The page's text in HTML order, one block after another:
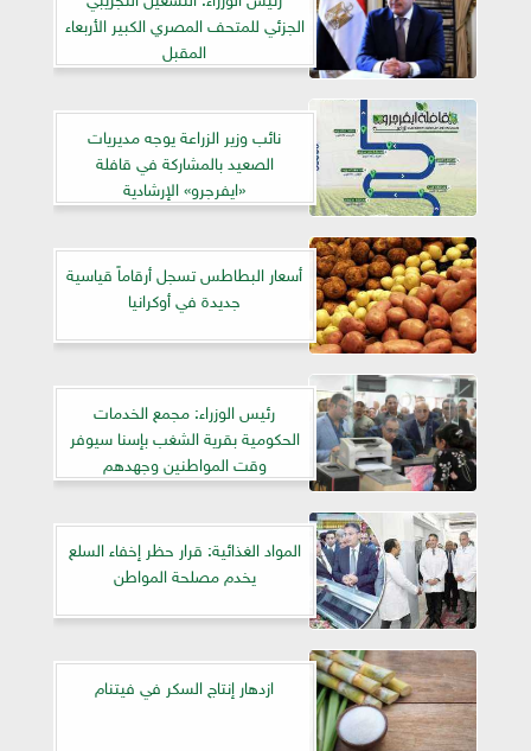
الجزئي للمتحف المصري الكبير الأربعاء
المقبل
نائب وزير الزراعة يوجه مديريات
الصعيد بالمشاركة في قافلة
«ايفرجرو» الإرشادية
أسعار البطاطس تسجل أرقاماً قياسية
جديدة في أوكرانيا
رئيس الوزراء: مجمع الخدمات
الحكومية بقرية الشغب بإسنا سيوفر
وقت المواطنين وجهدهم
المواد الغذائية: قرار حظر إخفاء السلع
يخدم مصلحة المواطن
ازدهار إنتاج السكر في فيتنام